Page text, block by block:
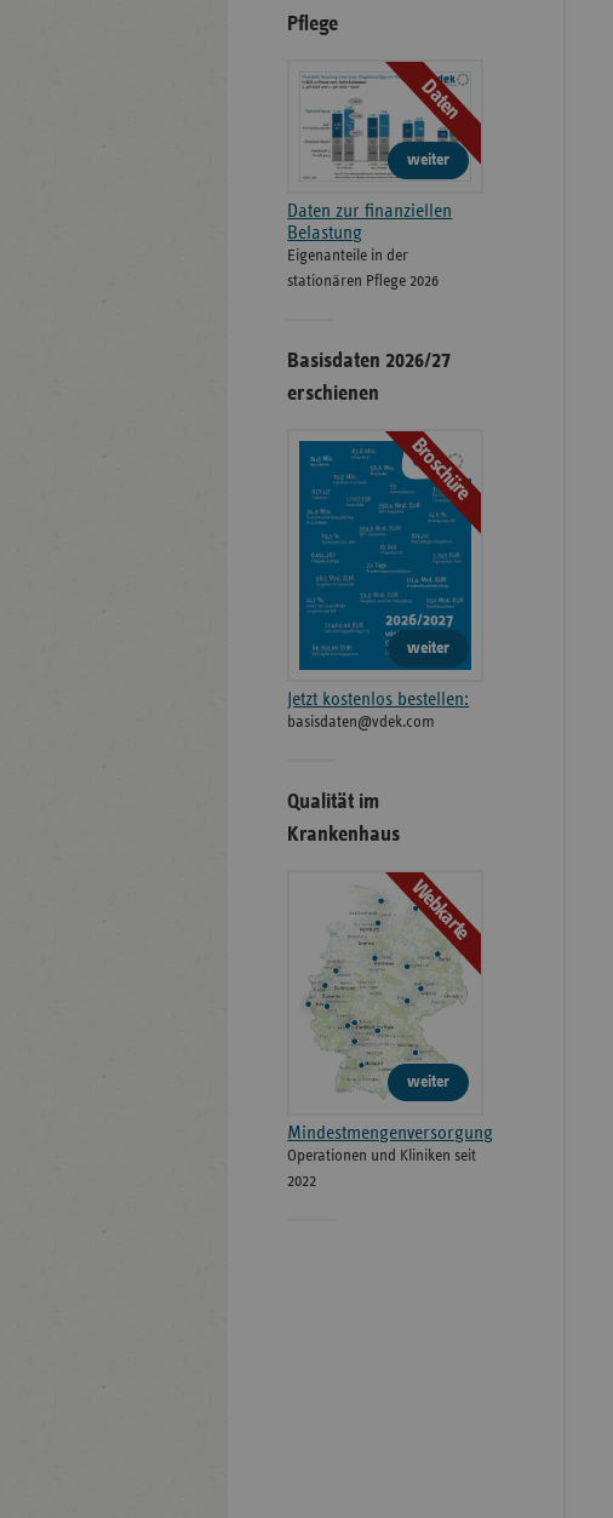
Pflege
Daten
weiter
Daten zur finanziellen
Belastung
Eigenanteile in der
stationären Pflege 2026
Basisdaten 2026/27
erschienen
Broschüre
weiter
Jetzt kostenlos bestellen:
basisdaten@vdek.com
Qualität im
Krankenhaus
Webkarte
weiter
Mindestmengenversorgung
Operationen und Kliniken seit
2022